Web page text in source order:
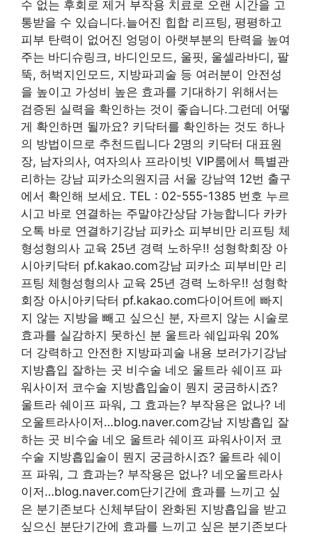
수 없는 후회로 제거 부작용 치료로 오랜 시간을 고
통받을 수 있습니다.늘어진 힙합 리프팅, 평평하고
피부 탄력이 없어진 엉덩이 아랫부분의 탄력을 높여
주는 바디슈링크, 바디인모드, 울핏, 울셀라바디, 팔
뚝, 허벅지인모드, 지방파괴술 등 여러분이 안전성
을 높이고 가성비 높은 효과를 기대하기 위해서는
검증된 실력을 확인하는 것이 좋습니다.그런데 어떻
게 확인하면 될까요? 키닥터를 확인하는 것도 하나
의 방법이므로 추천드립니다 2명의 키닥터 대표원
장, 남자의사, 여자의사 프라이빗 VIP룸에서 특별관
리하는 강남 피카소의원지금 서울 강남역 12번 출구
에서 확인해 보세요. TEL : 02-555-1385 번호 누르
시고 바로 연결하는 주말야간상담 가능합니다 카카
오톡 바로 연결하기강남 피카소 피부비만 리프팅 체
형성형의사 교육 25년 경력 노하우!! 성형학회장 아
시아키닥터 pf.kakao.com강남 피카소 피부비만 리
프팅 체형성형의사 교육 25년 경력 노하우!! 성형학
회장 아시아키닥터 pf.kakao.com다이어트에 빠지
지 않는 지방을 빼고 싶으신 분, 자르지 않는 시술로
효과를 실감하지 못하신 분 울트라 쉐입파워 20%
더 강력하고 안전한 지방파괴술 내용 보러가기강남
지방흡입 잘하는 곳 비수술 네오 울트라 쉐이프 파
워사이저 코수술 지방흡입술이 뭔지 궁금하시죠?
울트라 쉐이프 파워, 그 효과는? 부작용은 없나? 네
오울트라사이저…blog.naver.com강남 지방흡입 잘
하는 곳 비수술 네오 울트라 쉐이프 파워사이저 코
수술 지방흡입술이 뭔지 궁금하시죠? 울트라 쉐이
프 파워, 그 효과는? 부작용은 없나? 네오울트라사
이저…blog.naver.com단기간에 효과를 느끼고 싶
은 분기존보다 신체부담이 완화된 지방흡입을 받고
싶으신 분단기간에 효과를 느끼고 싶은 분기존보다